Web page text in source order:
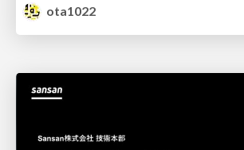
ota1022